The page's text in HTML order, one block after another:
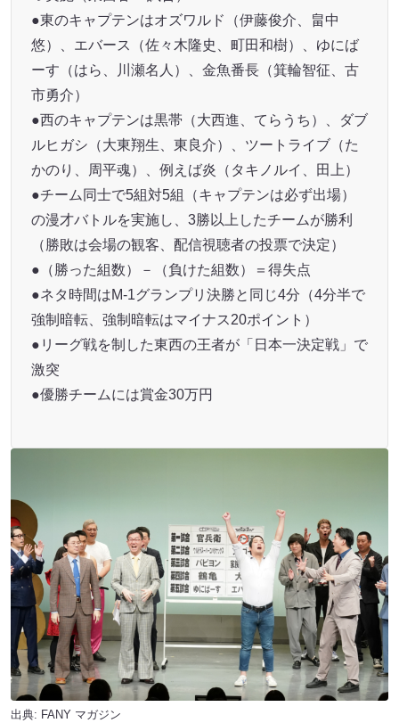
●東のキャプテンはオズワルド（伊藤俊介、畠中
悠）、エバース（佐々木隆史、町田和樹）、ゆにば
ーす（はら、川瀬名人）、金魚番長（箕輪智征、古
市勇介）
●西のキャプテンは黒帯（大西進、てらうち）、ダブ
ルヒガシ（大東翔生、東良介）、ツートライブ（た
かのり、周平魂）、例えば炎（タキノルイ、田上）
●チーム同士で5組対5組（キャプテンは必ず出場）
の漫才バトルを実施し、3勝以上したチームが勝利
（勝敗は会場の観客、配信視聴者の投票で決定）
●（勝った組数）－（負けた組数）＝得失点
●ネタ時間はM-1グランプリ決勝と同じ4分（4分半で
強制暗転、強制暗転はマイナス20ポイント）
●リーグ戦を制した東西の王者が「日本一決定戦」で
激突
●優勝チームには賞金30万円
出典: FANY マガジン